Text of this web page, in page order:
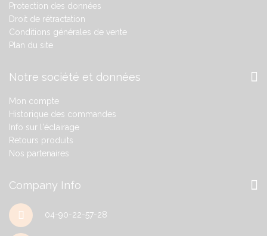
Protection des données
Droit de rétractation
Conditions générales de vente
Plan du site
Notre société et données
Mon compte
Historique des commandes
Info sur l'éclairage
Retours produits
Nos partenaires
Company Info
04-90-22-57-28